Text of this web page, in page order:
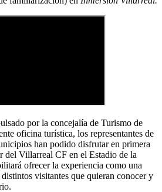
por la concejalía de Turismo de
oficina turística, los representantes de
han podido disfrutar en primera
del Villarreal CF en el Estadio de la
ofrecer la experiencia como una
visitantes que quieran conocer y